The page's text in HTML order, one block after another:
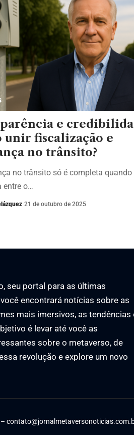
e
unir fiscalização e
no trânsito?
no trânsito só é completa quando
entre o…
21 de outubro de 2025
seu portal para as últimas
encontrará notícias sobre as
mais imersivos, as tendências
é levar até você as
sobre o metaverso, de
revolução e explore um novo